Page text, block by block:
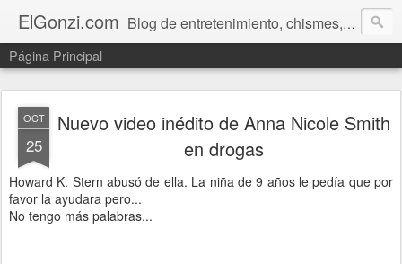
ElGonzi.com Blog de entretenimiento, chismes, humor, farándula, curiosidades, ovnis, noticias calientes, fotos, videos, paranormal y ¡más!
Página Principal
OCT
25
Nuevo video inédito de Anna Nicole Smith
en drogas
Howard K. Stern abusó de ella. La niña de 9 años le pedía que por
favor la ayudara pero...
No tengo más palabras...